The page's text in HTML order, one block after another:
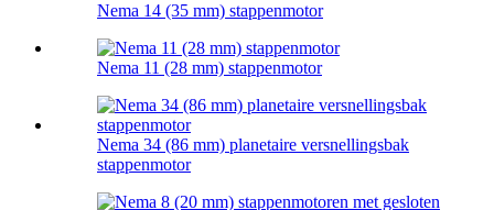
Nema 14 (35 mm) stappenmotor
Nema 11 (28 mm) stappenmotor
Nema 34 (86 mm) planetaire versnellingsbak
stappenmotor